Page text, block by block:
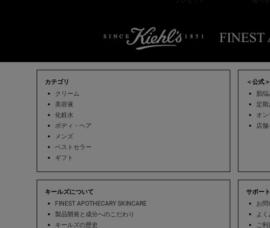
カテゴリ
クリーム
美容液
化粧水
ボディ・ヘア
メンズ
ベストセラー
ギフト
＜公式
肌
定期
オ
店舗
キールズについて
FINEST APOTHECARY SKINCARE
製品開発と成分へのこだわり
キールズの歴史
サポー
お問
よ
ご